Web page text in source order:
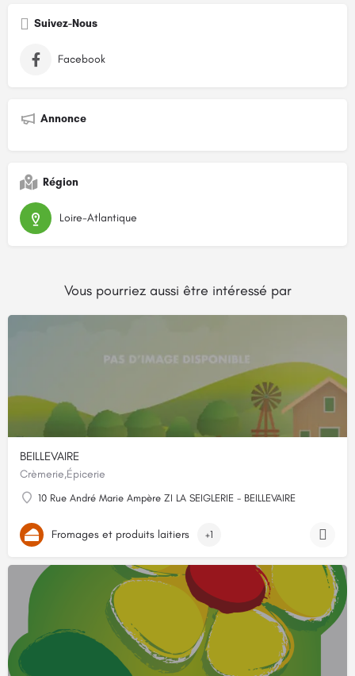
Suivez-Nous
Facebook
Annonce
Région
Loire-Atlantique
Vous pourriez aussi être intéressé par
BEILLEVAIRE
Crèmerie,Épicerie
10 Rue André Marie Ampère ZI LA SEIGLERIE - BEILLEVAIRE
Fromages et produits laitiers +1